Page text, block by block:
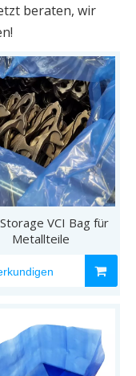
beraten, wir
VCI Bag für
Metallteile